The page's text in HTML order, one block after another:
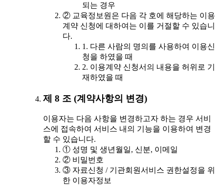
되는 경우
② 교육정보원은 다음 각 호에 해당하는 이용
계약 신청에 대하여는 이를 거절할 수 있습니
다.
1. 다른 사람의 명의를 사용하여 이용신
청을 하였을 때
2. 이용계약 신청서의 내용을 허위로 기
재하였을 때
제 8 조 (계약사항의 변경)
이용자는 다음 사항을 변경하고자 하는 경우 서비
스에 접속하여 서비스 내의 기능을 이용하여 변경
할 수 있습니다.
① 성명 및 생년월일, 신분, 이메일
② 비밀번호
③ 자료신청 / 기관회원서비스 권한설정을 위
한 이용자정보